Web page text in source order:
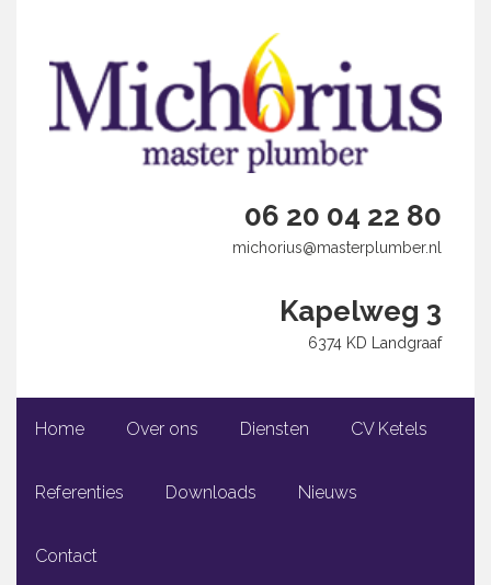
06 20 04 22 80
michorius@masterplumber.nl
Kapelweg 3
6374 KD Landgraaf
Home Over ons Diensten CV Ketels
Referenties Downloads Nieuws
Contact